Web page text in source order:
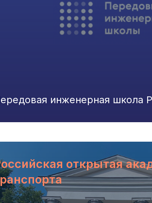
инженерная школа
открытая